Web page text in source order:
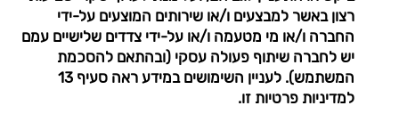
רצון באשר למבצעים ו/או שירותים המוצעים על-ידי
החברה ו/או מי מטעמה ו/או על-ידי צדדים שלישיים עמם
יש לחברה שיתוף פעולה עסקי (ובהתאם להסכמת
המשתמש). לעניין השימושים במידע ראה סעיף 13
למדיניות פרטיות זו.